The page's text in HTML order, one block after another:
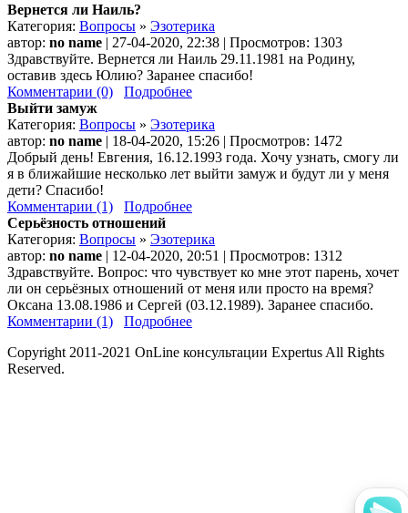
Вернется ли Наиль?
Категория: Вопросы » Эзотерика
автор: no name | 27-04-2020, 22:38 | Просмотров: 1303
Здравствуйте. Вернется ли Наиль 29.11.1981 на Родину,
оставив здесь Юлию? Заранее спасибо!
Комментарии (0)
Подробнее
Выйти замуж
Категория: Вопросы » Эзотерика
автор: no name | 18-04-2020, 15:26 | Просмотров: 1472
Добрый день! Евгения, 16.12.1993 года. Хочу узнать, смогу ли
я в ближайшие несколько лет выйти замуж и будут ли у меня
дети? Спасибо!
Комментарии (1)
Подробнее
Серьёзность отношений
Категория: Вопросы » Эзотерика
автор: no name | 12-04-2020, 20:51 | Просмотров: 1312
Здравствуйте. Вопрос: что чувствует ко мне этот парень, хочет
ли он серьёзных отношений от меня или просто на время?
Оксана 13.08.1986 и Сергей (03.12.1989). Заранее спасибо.
Комментарии (1)
Подробнее
Copyright 2011-2021 OnLine консультации Expertus All Rights
Reserved.